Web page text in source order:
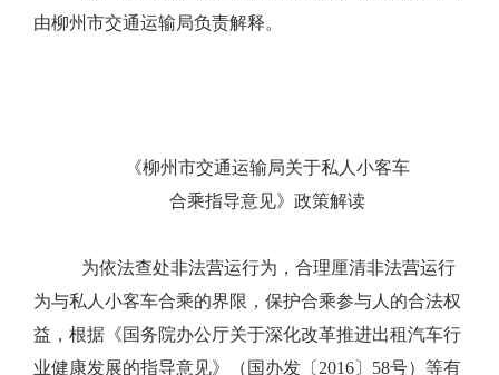
由柳州市交通运输局负责解释。
《柳州市交通运输局关于私人小客车
合乘指导意见》政策解读
为依法查处非法营运行为，合理厘清非法营运行
为与私人小客车合乘的界限，保护合乘参与人的合法权
益，根据《国务院办公厅关于深化改革推进出租汽车行
业健康发展的指导意见》（国办发〔 2016〕 58号） 等有